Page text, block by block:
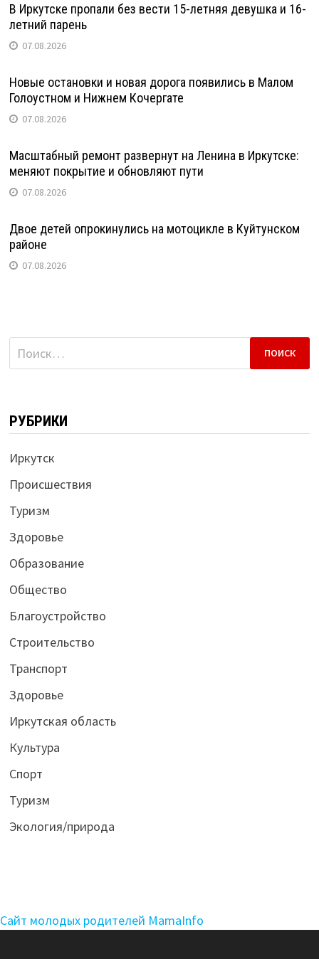
В Иркутске пропали без вести 15-летняя девушка и 16-
летний парень
07.08.2026
Новые остановки и новая дорога появились в Малом
Голоустном и Нижнем Кочергате
07.08.2026
Масштабный ремонт развернут на Ленина в Иркутске:
меняют покрытие и обновляют пути
07.08.2026
Двое детей опрокинулись на мотоцикле в Куйтунском
районе
07.08.2026
Найти:
РУБРИКИ
Иркутск
Происшествия
Туризм
Здоровье
Образование
Общество
Благоустройство
Строительство
Транспорт
Здоровье
Иркутская область
Культура
Спорт
Туризм
Экология/природа
Сайт молодых родителей MamaInfo